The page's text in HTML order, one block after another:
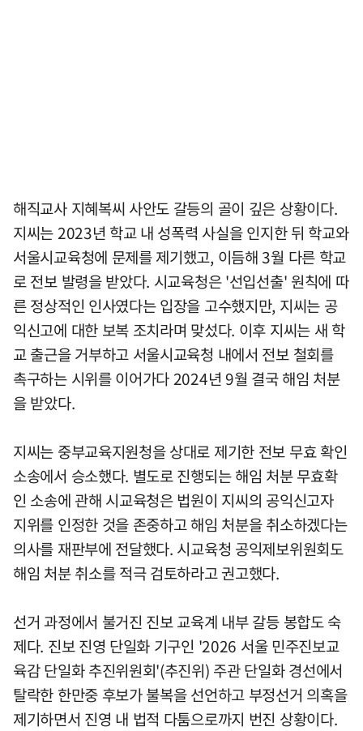
해직교사 지혜복씨 사안도 갈등의 골이 깊은 상황이다.
지씨는 2023년 학교 내 성폭력 사실을 인지한 뒤 학교와
서울시교육청에 문제를 제기했고, 이듬해 3월 다른 학교
로 전보 발령을 받았다. 시교육청은 '선입선출' 원칙에 따
른 정상적인 인사였다는 입장을 고수했지만, 지씨는 공
익신고에 대한 보복 조치라며 맞섰다. 이후 지씨는 새 학
교 출근을 거부하고 서울시교육청 내에서 전보 철회를
촉구하는 시위를 이어가다 2024년 9월 결국 해임 처분
을 받았다.
지씨는 중부교육지원청을 상대로 제기한 전보 무효 확인
소송에서 승소했다. 별도로 진행되는 해임 처분 무효확
인 소송에 관해 시교육청은 법원이 지씨의 공익신고자
지위를 인정한 것을 존중하고 해임 처분을 취소하겠다는
의사를 재판부에 전달했다. 시교육청 공익제보위원회도
해임 처분 취소를 적극 검토하라고 권고했다.
선거 과정에서 불거진 진보 교육계 내부 갈등 봉합도 숙
제다. 진보 진영 단일화 기구인 '2026 서울 민주진보교
육감 단일화 추진위원회'(추진위) 주관 단일화 경선에서
탈락한 한만중 후보가 불복을 선언하고 부정선거 의혹을
제기하면서 진영 내 법적 다툼으로까지 번진 상황이다.